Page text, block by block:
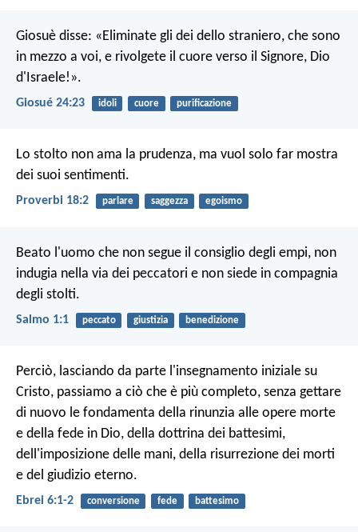
Giosuè disse: «Eliminate gli dei dello straniero, che sono
in mezzo a voi, e rivolgete il cuore verso il Signore, Dio
d'Israele!».
Giosué 24:23 idoli cuore purificazione
Lo stolto non ama la prudenza, ma vuol solo far mostra
dei suoi sentimenti.
Proverbi 18:2 parlare saggezza egoismo
Beato l'uomo che non segue il consiglio degli empi, non
indugia nella via dei peccatori e non siede in compagnia
degli stolti.
Salmo 1:1 peccato giustizia benedizione
Perciò, lasciando da parte l'insegnamento iniziale su
Cristo, passiamo a ciò che è più completo, senza gettare
di nuovo le fondamenta della rinunzia alle opere morte
e della fede in Dio, della dottrina dei battesimi,
dell'imposizione delle mani, della risurrezione dei morti
e del giudizio eterno.
Ebrei 6:1-2 conversione fede battesimo